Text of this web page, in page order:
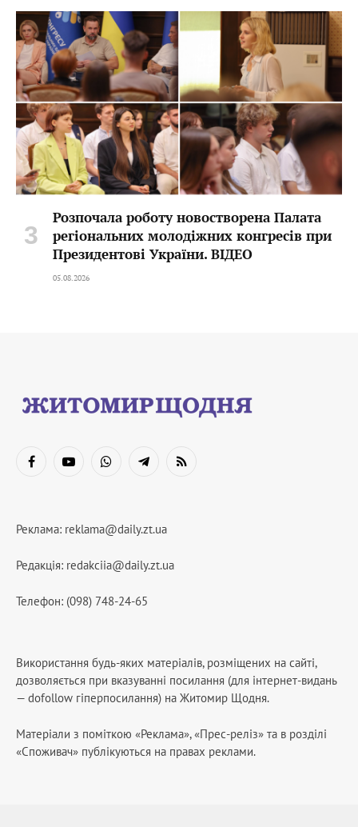
Розпочала роботу новостворена Палата
регіональних молодіжних конгресів при
Президентові України. ВІДЕО
05.08.2026
FacebookYouTubeWhatsAppTelegramRSS
Реклама: reklama@daily.zt.ua
Редакція: redakciia@daily.zt.ua
Телефон: (098) 748-24-65
Використання будь-яких матеріалів, розміщених на сайті,
дозволяється при вказуванні посилання (для інтернет-видань
— dofollow гіперпосилання) на Житомир Щодня.
Матеріали з поміткою «Реклама», «Прес-реліз» та в розділі
«Споживач» публікуються на правах реклами.